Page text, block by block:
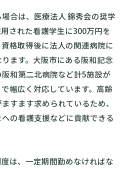
合は、医療法人 錦秀会の奨学
された看護学生に300万円を
格取得後に法人の関連病院に
ます。大阪市にある阪和記念
和第二北病院など計5施設が
幅広く対応しています。高齢
すます求められているため、
の看護支援などに貢献できる
は、一定期間勤めなければな